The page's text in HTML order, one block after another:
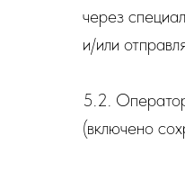
через
и/или
5.2.
(включено